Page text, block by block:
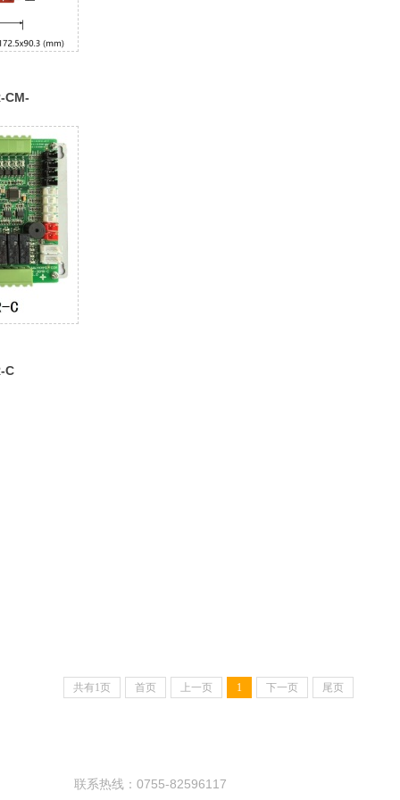
CM-
C
共有1页 首页 上一页 1 下一页 尾页
联系热线：0755-82596117